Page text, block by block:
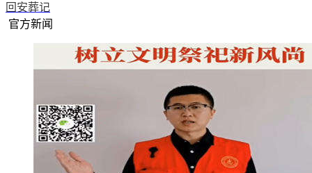
回安葬记
官方新闻